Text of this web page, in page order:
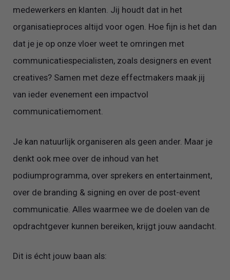
medewerkers en klanten. Jij houdt dat in het
organisatieproces altijd voor ogen. Hoe fijn is het dan
dat je je op onze vloer weet te omringen met
communicatiespecialisten, zoals designers en event
creatives? Samen met deze effectmakers maak jij
van ieder evenement een impactvol
communicatiemoment.
Je kan natuurlijk organiseren als geen ander. Maar je
denkt ook mee over de inhoud van het
podiumprogramma, over sprekers en entertainment,
over de branding & signing en over de post-event
communicatie. Alles waarmee we de doelen van de
opdrachtgever kunnen bereiken, krijgt jouw aandacht.
Dit is écht jouw baan als: